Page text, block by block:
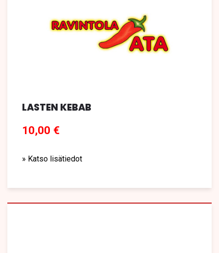
LASTEN KEBAB
10,00 €
» Katso lisätiedot